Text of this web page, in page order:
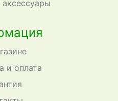
и оплата